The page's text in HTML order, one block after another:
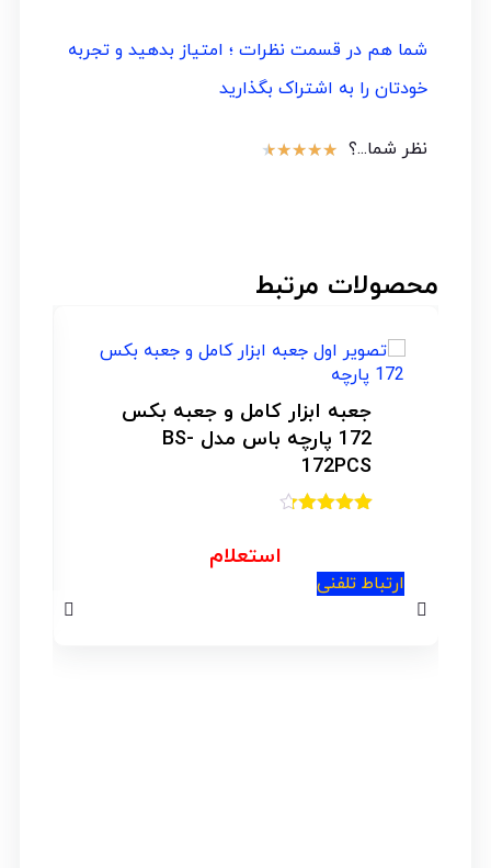
شما هم در قسمت نظرات ؛ امتیاز بدهید و تجربه
خودتان را به اشتراک بگذارید
نظر شما...؟ ★
★
★
★
★
محصولات مرتبط
جعبه ابزار کامل و جعبه بکس
172 پارچه باس مدل BS-
172PCS
استعلام
ارتباط تلفنی